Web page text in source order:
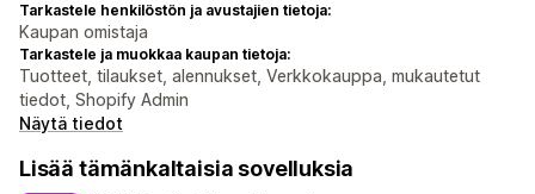
Tarkastele henkilöstön ja avustajien tietoja:
Kaupan omistaja
Tarkastele ja muokkaa kaupan tietoja:
Tuotteet, tilaukset, alennukset, Verkkokauppa, mukautetut
tiedot, Shopify Admin
Näytä tiedot
Lisää tämänkaltaisia sovelluksia